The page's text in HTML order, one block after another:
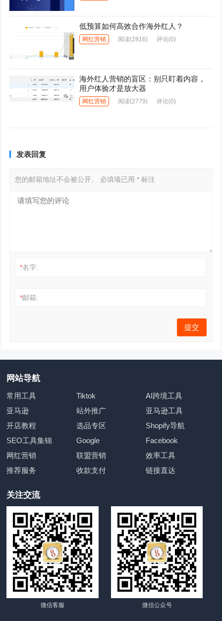
低预算如何高效合作海外红人？
网红营销 阅读(2816) 评论(0)
海外红人营销的盲区：别只盯着内容，
用户体验才是放大器
网红营销 阅读(2779) 评论(0)
发表回复
您的邮箱地址不会被公开。 必填项已用* 标注
*名字:
*邮箱:
网站导航
常用工具 Tiktok
AI跨境工具
亚马逊
站外推广
亚马逊工具
开店教程
选品专区
Shopify导航
SEO工具集锦
Google
Facebook
网红营销
联盟营销
效率工具
推荐服务
收款支付 链接直达
关注交流
微信客服 微信公众号